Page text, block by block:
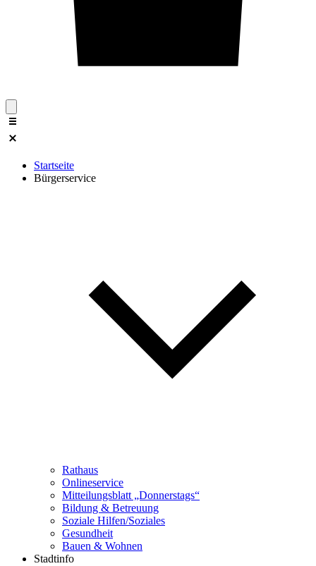
Startseite
Bürgerservice
Rathaus
Onlineservice
Mitteilungsblatt „Donnerstags“
Bildung & Betreuung
Soziale Hilfen/Soziales
Gesundheit
Bauen & Wohnen
Stadtinfo